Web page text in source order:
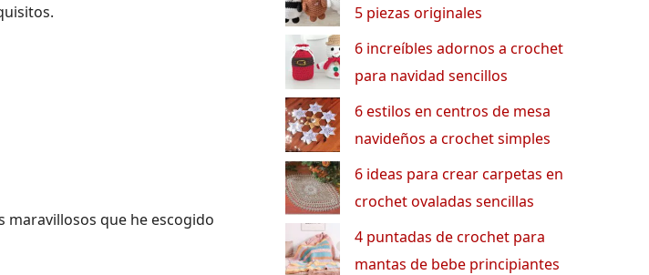
maravillosos que he escogido
5 piezas originales
6 increíbles adornos a crochet
para navidad sencillos
6 estilos en centros de mesa
navideños a crochet simples
6 ideas para crear carpetas en
crochet ovaladas sencillas
4 puntadas de crochet para
mantas de bebe principiantes